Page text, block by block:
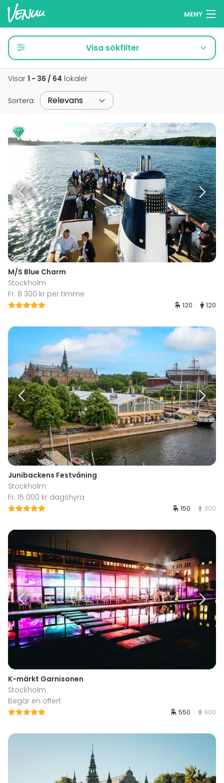
MENY
Sök lokaler
Minneslista
Svenska
Lägg till din lokal
Visa sökfilter
Visar 1 - 36 / 64 lokaler
Sortera:
M/S Blue Charm
Stockholm
Fr. 8 300 kr per timme
120 120
Junibackens Festvåning
Stockholm
Fr. 15 000 kr dagshyra
150 300
K-märkt Garnisonen
Stockholm
Begär en offert
550 900